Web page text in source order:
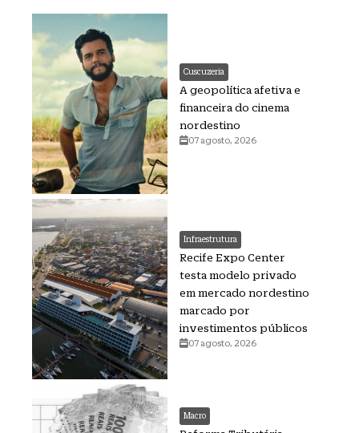
Cuscuzeria
A geopolítica afetiva e
financeira do cinema
nordestino
07 agosto, 2026
Infraestrutura
Recife Expo Center
testa modelo privado
em mercado nordestino
marcado por
investimentos públicos
07 agosto, 2026
Macro